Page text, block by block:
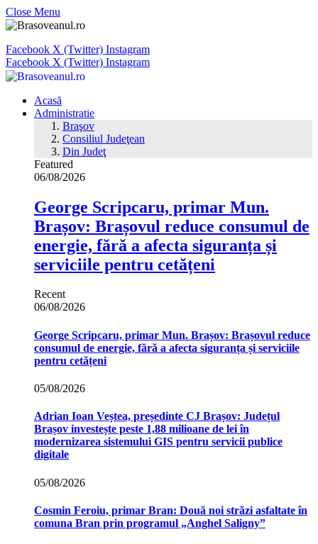
Close Menu
Facebook X (Twitter) Instagram
Facebook X (Twitter) Instagram
Acasă
Administratie
Braşov
Consiliul Judeţean
Din Judeţ
Featured
06/08/2026
George Scripcaru, primar Mun.
Brașov: Brașovul reduce consumul de
energie, fără a afecta siguranța și
serviciile pentru cetățeni
Recent
06/08/2026
George Scripcaru, primar Mun. Brașov: Brașovul reduce
consumul de energie, fără a afecta siguranța și serviciile
pentru cetățeni
05/08/2026
Adrian Ioan Veștea, președinte CJ Brașov: Județul
Brașov investește peste 1,88 milioane de lei în
modernizarea sistemului GIS pentru servicii publice
digitale
05/08/2026
Cosmin Feroiu, primar Bran: Două noi străzi asfaltate în
comuna Bran prin programul „Anghel Saligny”